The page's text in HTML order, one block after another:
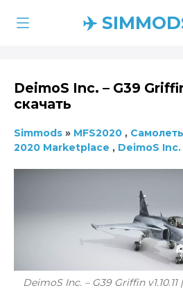
✈️
DeimoS Inc. – G39 Griffin
скачать
Simmods » MFS2020 ,
2020 Marketplace , DeimoS Inc.
DeimoS Inc. – G39 Griffin